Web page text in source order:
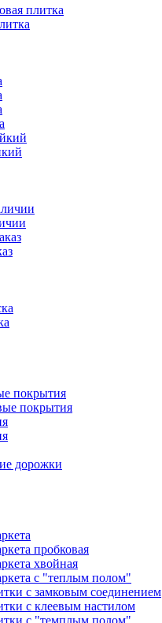
плитка
покрытия
покрытия
дорожки
пробковая
хвойная
с "теплым полом"
с замковым соединением
с клеевым настилом
с "темплым полом"